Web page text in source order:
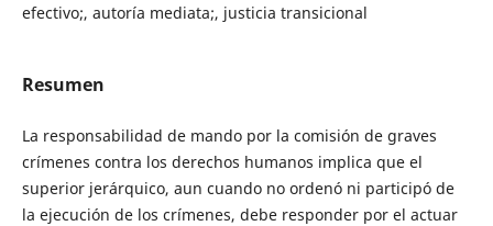
efectivo;, autoría mediata;, justicia transicional
Resumen
La responsabilidad de mando por la comisión de graves
crímenes contra los derechos humanos implica que el
superior jerárquico, aun cuando no ordenó ni participó de
la ejecución de los crímenes, debe responder por el actuar